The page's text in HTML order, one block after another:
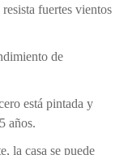
fuertes vientos
de
está pintada y
años.
la casa se puede